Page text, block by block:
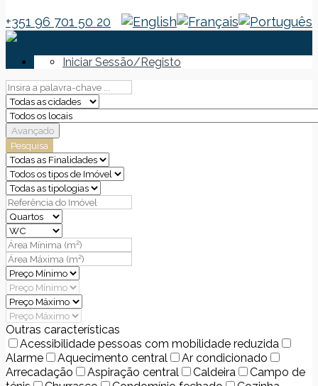
+351 96 701 50 20
Iniciar Sessão/Registo
Avançado
Pesquisa
Outras características
Acessibilidade pessoas com mobilidade reduzida
Alarme
Aquecimento central
Ar condicionado
Arrecadação
Aspiração central Caldeira
Campo de